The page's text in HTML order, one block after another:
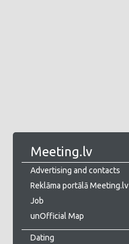
Meeting.lv
Advertising and contacts
Reklāma portālā Meeting.lv
Job
unOfficial Map
Dating